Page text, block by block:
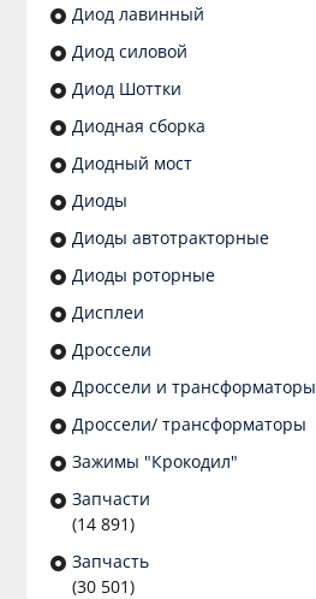
Диод лавинный
Диод силовой
Диод Шоттки
Диодная сборка
Диодный мост
Диоды
Диоды автотракторные
Диоды роторные
Дисплеи
Дроссели
Дроссели и трансформаторы
Дроссели/ трансформаторы
Зажимы "Крокодил"
Запчасти
(14 891)
Запчасть
(30 501)